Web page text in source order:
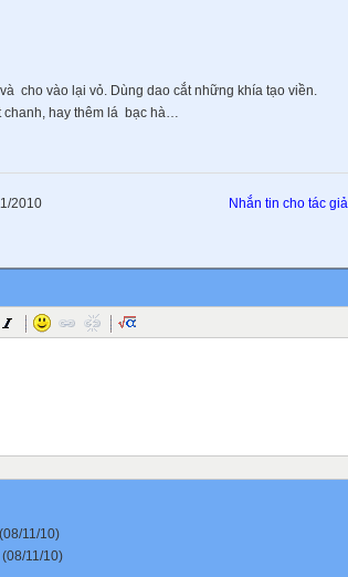
cho vào lại vỏ. Dùng dao cắt những khía tạo viền.
chanh, hay thêm lá bạc hà…
Nhắn tin cho tác giả
2010
(08/11/10)
(08/11/10)